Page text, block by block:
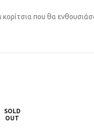
κορίτσια που θα
SOLD
OUT